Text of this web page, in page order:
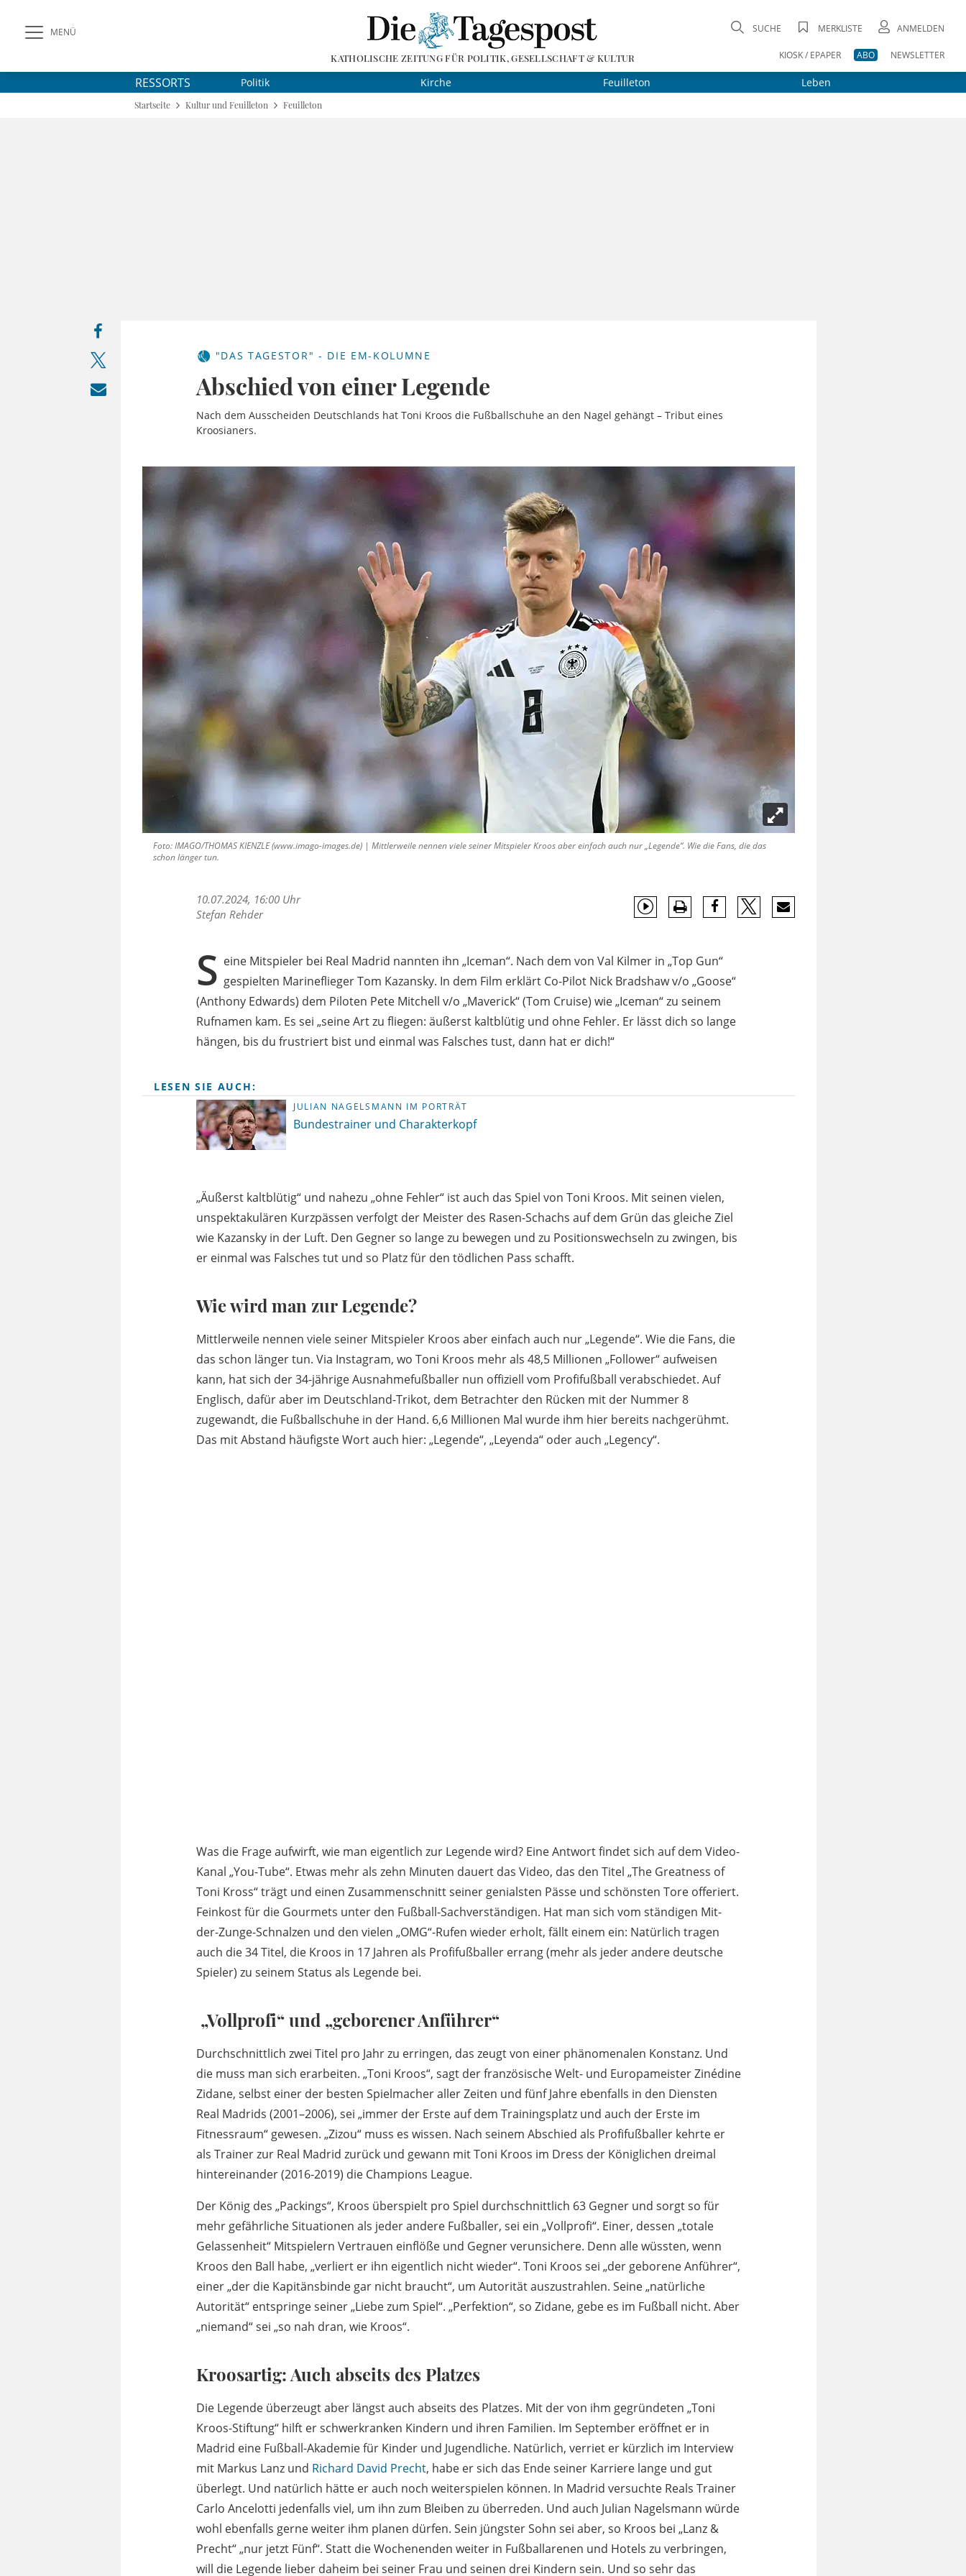
MENÜ
KATHOLISCHE ZEITUNG FÜR POLITIK, GESELLSCHAFT & KULTUR
SUCHE MERKLISTE ANMELDEN
KIOSK / EPAPER ABO NEWSLETTER
RESSORTS Politik Kirche Feuilleton Leben
Startseite Kultur und Feuilleton Feuilleton
"DAS TAGESTOR" - DIE EM-KOLUMNE
Abschied von einer Legende
Nach dem Ausscheiden Deutschlands hat Toni Kroos die Fußballschuhe an den Nagel gehängt – Tribut eines
Kroosianers.
Foto: IMAGO/THOMAS KIENZLE (www.imago-images.de) | Mittlerweile nennen viele seiner Mitspieler Kroos aber einfach auch nur „Legende“. Wie die Fans, die das
schon länger tun.
10.07.2024, 16:00 Uhr
Stefan Rehder
S eine Mitspieler bei Real Madrid nannten ihn „Iceman“. Nach dem von Val Kilmer in „Top Gun“
gespielten Marineflieger Tom Kazansky. In dem Film erklärt Co-Pilot Nick Bradshaw v/o „Goose“
(Anthony Edwards) dem Piloten Pete Mitchell v/o „Maverick“ (Tom Cruise) wie „Iceman“ zu seinem
Rufnamen kam. Es sei „seine Art zu fliegen: äußerst kaltblütig und ohne Fehler. Er lässt dich so lange
hängen, bis du frustriert bist und einmal was Falsches tust, dann hat er dich!“
LESEN SIE AUCH:
JULIAN NAGELSMANN IM PORTRÄT
Bundestrainer und Charakterkopf
„Äußerst kaltblütig“ und nahezu „ohne Fehler“ ist auch das Spiel von Toni Kroos. Mit seinen vielen,
unspektakulären Kurzpässen verfolgt der Meister des Rasen-Schachs auf dem Grün das gleiche Ziel
wie Kazansky in der Luft. Den Gegner so lange zu bewegen und zu Positionswechseln zu zwingen, bis
er einmal was Falsches tut und so Platz für den tödlichen Pass schafft.
Wie wird man zur Legende?
Mittlerweile nennen viele seiner Mitspieler Kroos aber einfach auch nur „Legende“. Wie die Fans, die
das schon länger tun. Via Instagram, wo Toni Kroos mehr als 48,5 Millionen „Follower“ aufweisen
kann, hat sich der 34-jährige Ausnahmefußballer nun offiziell vom Profifußball verabschiedet. Auf
Englisch, dafür aber im Deutschland-Trikot, dem Betrachter den Rücken mit der Nummer 8
zugewandt, die Fußballschuhe in der Hand. 6,6 Millionen Mal wurde ihm hier bereits nachgerühmt.
Das mit Abstand häufigste Wort auch hier: „Legende“, „Leyenda“ oder auch „Legency“.
Was die Frage aufwirft, wie man eigentlich zur Legende wird? Eine Antwort findet sich auf dem Video-
Kanal „You-Tube“. Etwas mehr als zehn Minuten dauert das Video, das den Titel „The Greatness of
Toni Kross“ trägt und einen Zusammenschnitt seiner genialsten Pässe und schönsten Tore offeriert.
Feinkost für die Gourmets unter den Fußball-Sachverständigen. Hat man sich vom ständigen Mit-
der-Zunge-Schnalzen und den vielen „OMG“-Rufen wieder erholt, fällt einem ein: Natürlich tragen
auch die 34 Titel, die Kroos in 17 Jahren als Profifußballer errang (mehr als jeder andere deutsche
Spieler) zu seinem Status als Legende bei.
„Vollprofi“ und „geborener Anführer“
Durchschnittlich zwei Titel pro Jahr zu erringen, das zeugt von einer phänomenalen Konstanz. Und
die muss man sich erarbeiten. „Toni Kroos“, sagt der französische Welt- und Europameister Zinédine
Zidane, selbst einer der besten Spielmacher aller Zeiten und fünf Jahre ebenfalls in den Diensten
Real Madrids (2001–2006), sei „immer der Erste auf dem Trainingsplatz und auch der Erste im
Fitnessraum“ gewesen. „Zizou“ muss es wissen. Nach seinem Abschied als Profifußballer kehrte er
als Trainer zur Real Madrid zurück und gewann mit Toni Kroos im Dress der Königlichen dreimal
hintereinander (2016-2019) die Champions League.
Der König des „Packings“, Kroos überspielt pro Spiel durchschnittlich 63 Gegner und sorgt so für
mehr gefährliche Situationen als jeder andere Fußballer, sei ein „Vollprofi“. Einer, dessen „totale
Gelassenheit“ Mitspielern Vertrauen einflöße und Gegner verunsichere. Denn alle wüssten, wenn
Kroos den Ball habe, „verliert er ihn eigentlich nicht wieder“. Toni Kroos sei „der geborene Anführer“,
einer „der die Kapitänsbinde gar nicht braucht“, um Autorität auszustrahlen. Seine „natürliche
Autorität“ entspringe seiner „Liebe zum Spiel“. „Perfektion“, so Zidane, gebe es im Fußball nicht. Aber
„niemand“ sei „so nah dran, wie Kroos“.
Kroosartig: Auch abseits des Platzes
Die Legende überzeugt aber längst auch abseits des Platzes. Mit der von ihm gegründeten „Toni
Kroos-Stiftung“ hilft er schwerkranken Kindern und ihren Familien. Im September eröffnet er in
Madrid eine Fußball-Akademie für Kinder und Jugendliche. Natürlich, verriet er kürzlich im Interview
mit Markus Lanz und Richard David Precht, habe er sich das Ende seiner Karriere lange und gut
überlegt. Und natürlich hätte er auch noch weiterspielen können. In Madrid versuchte Reals Trainer
Carlo Ancelotti jedenfalls viel, um ihn zum Bleiben zu überreden. Und auch Julian Nagelsmann würde
wohl ebenfalls gerne weiter ihm planen dürfen. Sein jüngster Sohn sei aber, so Kroos bei „Lanz &
Precht“ „nur jetzt Fünf“. Statt die Wochenenden weiter in Fußballarenen und Hotels zu verbringen,
will die Legende lieber daheim bei seiner Frau und seinen drei Kindern sein. Und so sehr das